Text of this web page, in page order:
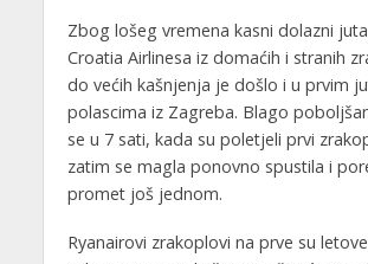
Zbog lošeg vremena kasni dolazni
Croatia Airlinesa iz domaćih i stranih
do većih kašnjenja je došlo i u prvim
polascima iz Zagreba. Blago
se u 7 sati, kada su poletjeli prvi
zatim se magla ponovno spustila i
promet još jednom.
Ryanairovi zrakoplovi na prve su